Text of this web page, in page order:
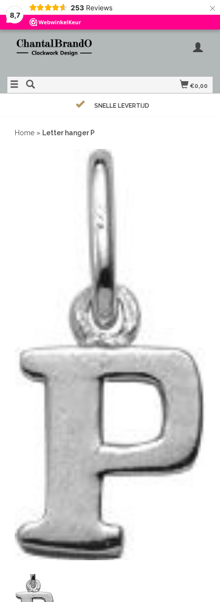
8,7
253 Reviews ×
€0,00
SNELLE LEVERTIJD
Home » Letter hanger P